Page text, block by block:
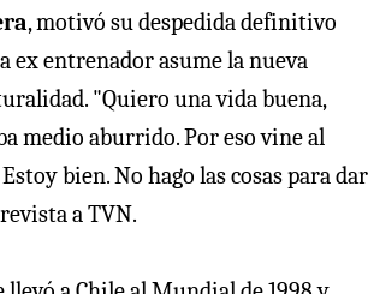
, motivó su despedida definitivo
ex entrenador asume la nueva
"Quiero una vida buena,
medio aburrido. Por eso vine al
bien. No hago las cosas para dar
a TVN.